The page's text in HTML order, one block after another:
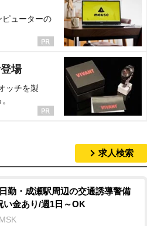
ピューターの
場
ッチを製
求人検索
日勤・成瀬駅周辺の交通誘導警備
い金あり/週1日～OK